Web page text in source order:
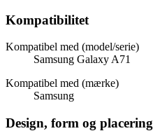
Kompatibilitet
Kompatibel med (model/serie)
Samsung Galaxy A71
Kompatibel med (mærke)
Samsung
Design, form og placering